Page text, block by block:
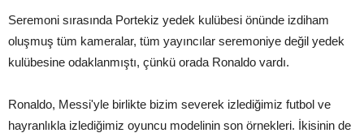
Seremoni sırasında Portekiz yedek kulübesi önünde izdiham
oluşmuş tüm kameralar, tüm yayıncılar seremoniye değil yedek
kulübesine odaklanmıştı, çünkü orada Ronaldo vardı.
Ronaldo, Messi'yle birlikte bizim severek izlediğimiz futbol ve
hayranlıkla izlediğimiz oyuncu modelinin son örnekleri. İkisinin de